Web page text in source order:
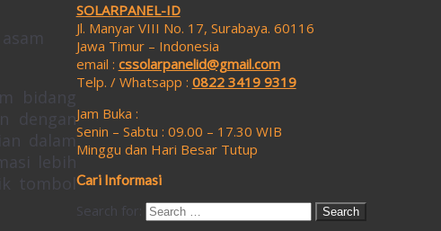
bidang
dengan
dalam
lebih
tombol
SOLARPANEL-ID
Jl. Manyar VIII No. 17, Surabaya. 60116
Jawa Timur – Indonesia
email : cssolarpanelid@gmail.com
Telp. / Whatsapp : 0822 3419 9319
Jam Buka :
Senin – Sabtu : 09.00 – 17.30 WIB
Minggu dan Hari Besar Tutup
Cari Informasi
Search for: